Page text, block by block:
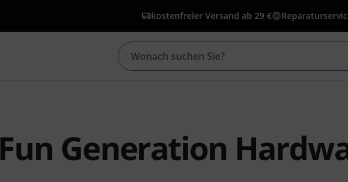
kostenfreier Versand ab 29 €
Fun Generation